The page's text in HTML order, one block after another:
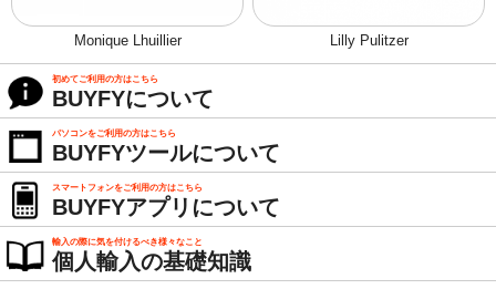
Monique Lhuillier Lilly Pulitzer
初めてご利用の方はこちら
BUYFYについて
パソコンをご利用の方はこちら
BUYFYツールについて
スマートフォンをご利用の方はこちら
BUYFYアプリについて
輸入の際に気を付けるべき様々なこと
個人輸入の基礎知識